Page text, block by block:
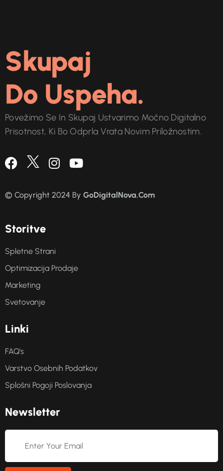
Skupaj
Do Uspeha.
Povežimo Se In Skupaj Ustvarimo Močno Digitalno
Prisotnost, Ki Bo Odprla Vrata Novim Priložnostim.
© Copyright 2024 By GoDigitalNova.Com
Storitve
Spletne Strani
Optimizacija Prodaje
Marketing
Svetovanje
Linki
FAQ's
Varstvo Osebnih Podatkov
Splošni Pogoji Poslovanja
Newsletter